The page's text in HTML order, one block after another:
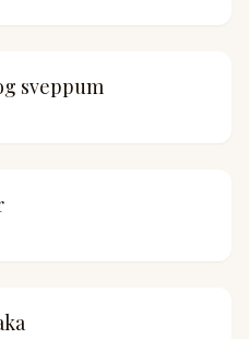
sveppum